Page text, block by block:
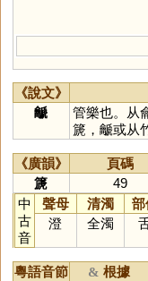
《說文》
䶵
管樂也。从
篪，䶵或从
《廣韻》 頁碼
篪
49
中
古
音
聲母 清濁 部
澄
全濁
粵語音節 & 根據